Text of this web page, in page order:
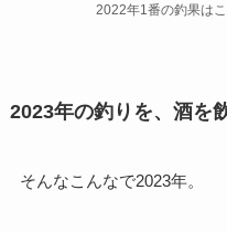
2022年1番の釣果は
2023年の釣りを、酒を
そんなこんなで2023年。